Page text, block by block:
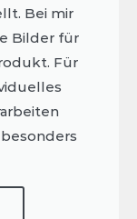
Bei mir
Bilder für
Für